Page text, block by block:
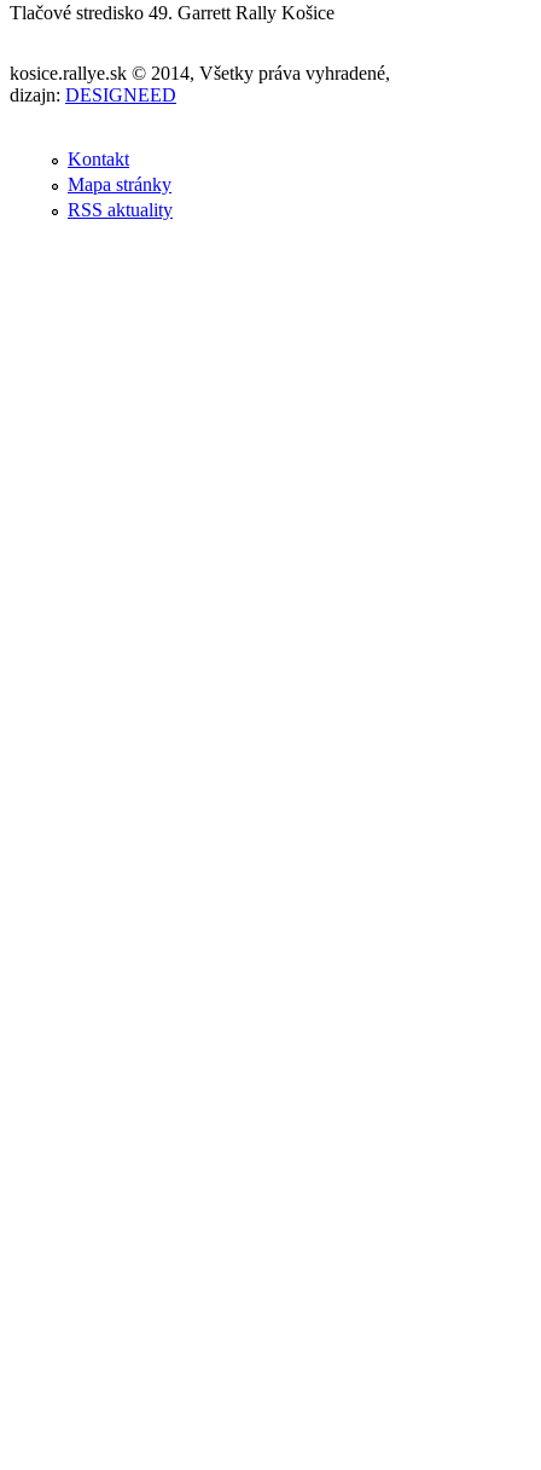
Tlačové stredisko 49. Garrett Rally Košice
kosice.rallye.sk © 2014, Všetky práva vyhradené,
dizajn: DESIGNEED
Kontakt
Mapa stránky
RSS aktuality